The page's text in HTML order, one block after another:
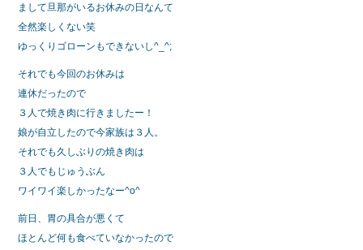
まして旦那がいるお休みの日なんて
全然楽しくない笑
ゆっくりゴローンもできないし^_^;
それでも今回のお休みは
連休だったので
３人で焼き肉に行きましたー！
娘が自立したので今家族は３人。
それでも久しぶりの焼き肉は
３人でもじゅうぶん
ワイワイ楽しかったなー^o^
前日、胃の具合が悪くて
ほとんど何も食べていなかったので